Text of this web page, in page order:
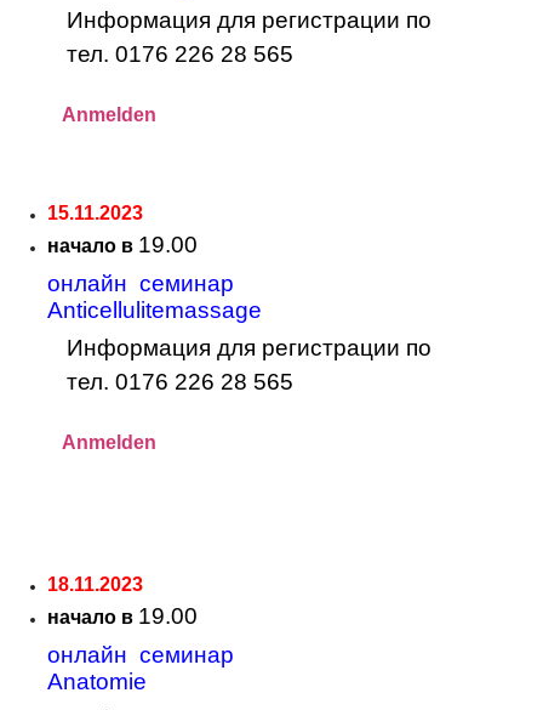
Информация для регистрации по
тел. 0176 226 28 565
Anmelden
15.11.2023
начало в 19.00
онлайн семинар
Anticellulitemassage
Информация для регистрации по
тел. 0176 226 28 565
Anmelden
18.11.2023
начало в 19.00
онлайн семинар
Anatomie